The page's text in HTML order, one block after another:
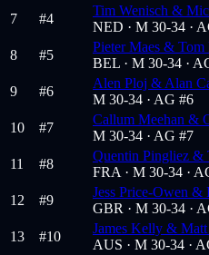
7 #4
Tim Wenisch &
NED · M 30-34 ·
8 #5
Pieter Maes & Tom
BEL · M 30-34 ·
9 #6
Alen Ploj & Alan
M 30-34 · AG #6
10 #7
Callum Meehan &
M 30-34 · AG #7
11 #8
Quentin Pingliez &
FRA · M 30-34 ·
12 #9
Jess Price-Owen &
GBR · M 30-34 ·
13 #10
James Kelly & Matt
AUS · M 30-34 ·